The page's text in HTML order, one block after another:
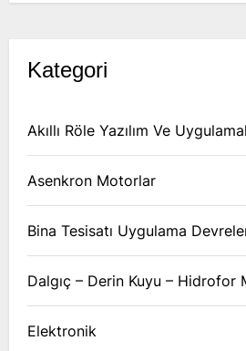
Kategori
Akıllı Röle Yazılım Ve
Asenkron Motorlar
Bina Tesisatı Uygulama
Dalgıç – Derin Kuyu – Hidrofor
Elektronik